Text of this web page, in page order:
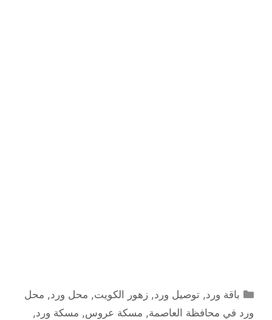
التصنيفات
باقة ورد,توصيل ورد,زهور الكويت, محل ورد, محل
ورد في محافظة العاصمة, مسكة عروس, مسكة ورد,